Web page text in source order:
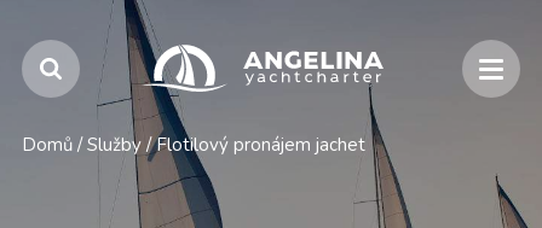
Domů / Služby / Flotilový pronájem jachet